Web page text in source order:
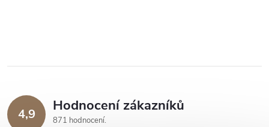
4,9 Hodnocení zákazníků
871 hodnocení